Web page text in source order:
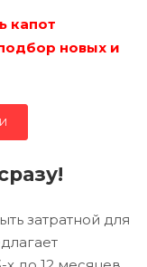
капот
новых и
затратной для